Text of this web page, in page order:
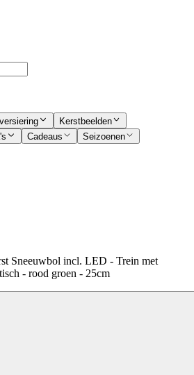
Kerstbeelden
Cadeaus Seizoenen
Sneeuwbol incl. LED - Trein met
- rood groen - 25cm